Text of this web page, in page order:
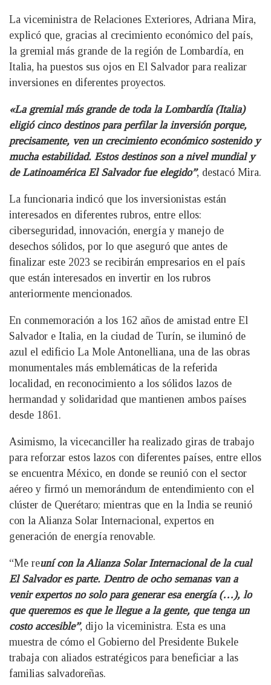
La viceministra de Relaciones Exteriores, Adriana Mira,
explicó que, gracias al crecimiento económico del país,
la gremial más grande de la región de Lombardía, en
Italia, ha puestos sus ojos en El Salvador para realizar
inversiones en diferentes proyectos.
«La gremial más grande de toda la Lombardía (Italia)
eligió cinco destinos para perfilar la inversión porque,
precisamente, ven un crecimiento económico sostenido y
mucha estabilidad. Estos destinos son a nivel mundial y
de Latinoamérica El Salvador fue elegido”, destacó Mira.
La funcionaria indicó que los inversionistas están
interesados en diferentes rubros, entre ellos:
ciberseguridad, innovación, energía y manejo de
desechos sólidos, por lo que aseguró que antes de
finalizar este 2023 se recibirán empresarios en el país
que están interesados en invertir en los rubros
anteriormente mencionados.
En conmemoración a los 162 años de amistad entre El
Salvador e Italia, en la ciudad de Turín, se iluminó de
azul el edificio La Mole Antonelliana, una de las obras
monumentales más emblemáticas de la referida
localidad, en reconocimiento a los sólidos lazos de
hermandad y solidaridad que mantienen ambos países
desde 1861.
Asimismo, la vicecanciller ha realizado giras de trabajo
para reforzar estos lazos con diferentes países, entre ellos
se encuentra México, en donde se reunió con el sector
aéreo y firmó un memorándum de entendimiento con el
clúster de Querétaro; mientras que en la India se reunió
con la Alianza Solar Internacional, expertos en
generación de energía renovable.
“Me reuní con la Alianza Solar Internacional de la cual
El Salvador es parte. Dentro de ocho semanas van a
venir expertos no solo para generar esa energía (…), lo
que queremos es que le llegue a la gente, que tenga un
costo accesible”, dijo la viceministra. Esta es una
muestra de cómo el Gobierno del Presidente Bukele
trabaja con aliados estratégicos para beneficiar a las
familias salvadoreñas.